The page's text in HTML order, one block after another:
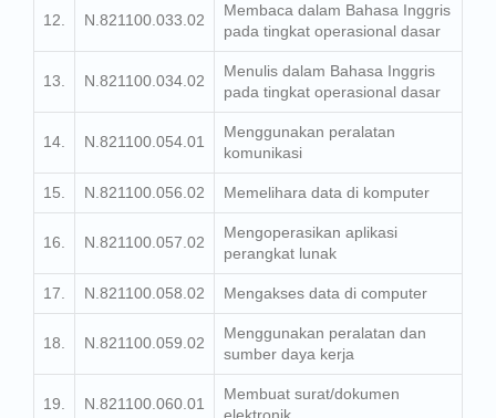
12. N.821100.033.02
Membaca dalam Bahasa Inggris
pada tingkat operasional dasar
13. N.821100.034.02
Menulis dalam Bahasa Inggris
pada tingkat operasional dasar
14. N.821100.054.01
Menggunakan peralatan
komunikasi
15. N.821100.056.02 Memelihara data di komputer
16. N.821100.057.02
Mengoperasikan aplikasi
perangkat lunak
17. N.821100.058.02 Mengakses data di computer
18. N.821100.059.02
Menggunakan peralatan dan
sumber daya kerja
19. N.821100.060.01
Membuat surat/dokumen